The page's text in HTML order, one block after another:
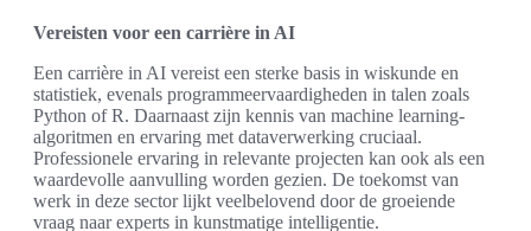
Vereisten voor een carrière in AI
Een carrière in AI vereist een sterke basis in wiskunde en
statistiek, evenals programmeervaardigheden in talen zoals
Python of R. Daarnaast zijn kennis van machine learning-
algoritmen en ervaring met dataverwerking cruciaal.
Professionele ervaring in relevante projecten kan ook als een
waardevolle aanvulling worden gezien. De toekomst van
werk in deze sector lijkt veelbelovend door de groeiende
vraag naar experts in kunstmatige intelligentie.